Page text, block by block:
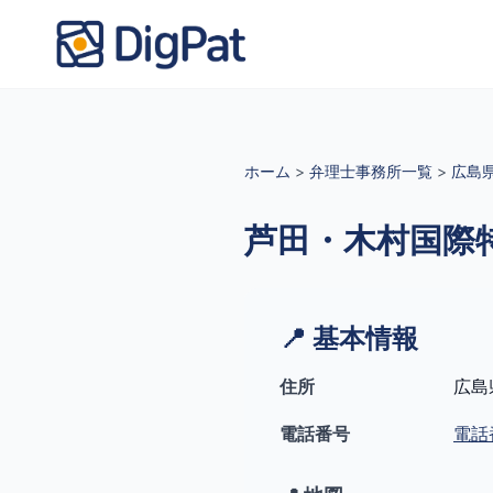
ホーム > 弁理士事務所一覧 > 広島
芦田・木村国際
📍 基本情報
住所 広
電話番号 電